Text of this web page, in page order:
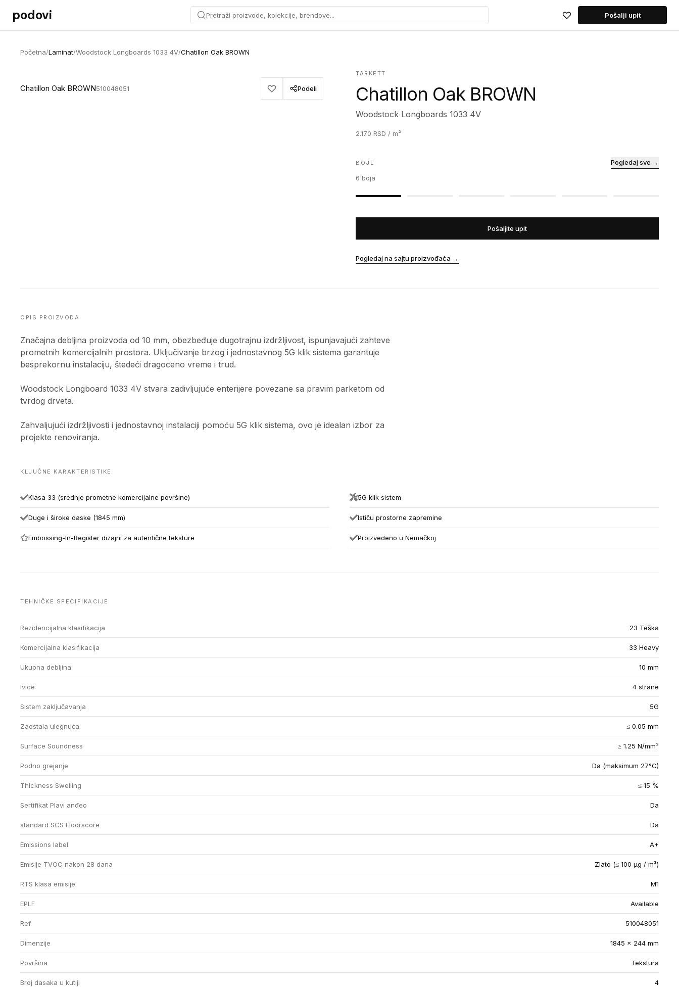
Preskoči na sadržaj
podovi Pretraži proizvode, kolekcije, brendove... Pošalji upit
Početna/Laminat/Woodstock Longboards 1033 4V/Chatillon Oak BROWN
Chatillon Oak BROWN510048051 Podeli
TARKETT
Chatillon Oak BROWN
Woodstock Longboards 1033 4V
2.170 RSD / m²
BOJE
6 boja
Pogledaj sve →
Pošaljite upit
Pogledaj na sajtu proizvođača →
OPIS PROIZVODA
Značajna debljina proizvoda od 10 mm, obezbeđuje dugotrajnu izdržljivost, ispunjavajući zahteve
prometnih komercijalnih prostora. Uključivanje brzog i jednostavnog 5G klik sistema garantuje
besprekornu instalaciju, štedeći dragoceno vreme i trud.
Woodstock Longboard 1033 4V stvara zadivljujuće enterijere povezane sa pravim parketom od
tvrdog drveta.
Zahvaljujući izdržljivosti i jednostavnoj instalaciji pomoću 5G klik sistema, ovo je idealan izbor za
projekte renoviranja.
KLJUČNE KARAKTERISTIKE
Klasa 33 (srednje prometne komercijalne površine) 5G klik sistem
Duge i široke daske (1845 mm) Ističu prostorne zapremine
Embossing-In-Register dizajni za autentične teksture Proizvedeno u Nemačkoj
TEHNIČKE SPECIFIKACIJE
Rezidencijalna klasifikacija 23 Teška
Komercijalna klasifikacija 33 Heavy
Ukupna debljina 10 mm
Ivice 4 strane
Sistem zaključavanja 5G
Zaostala ulegnuća ≤ 0.05 mm
Surface Soundness ≥ 1.25 N/mm²
Podno grejanje Da (maksimum 27°C)
Thickness Swelling ≤ 15 %
Sertifikat Plavi anđeo Da
standard SCS Floorscore Da
Emissions label A+
Emisije TVOC nakon 28 dana Zlato (≤ 100 µg / m³)
RTS klasa emisije M1
EPLF Available
Ref. 510048051
Dimenzije 1845 x 244 mm
Površina Tekstura
Broj dasaka u kutiji 4